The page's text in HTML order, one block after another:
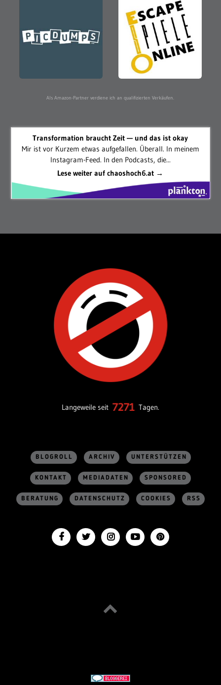
Als Amazon-Partner verdiene ich an qualifizierten Verkäufen.
Transformation braucht Zeit — und das ist okay
Mir ist vor Kurzem etwas aufgefallen. Überall. In meinem
Instagram-Feed. In den Podcasts, die...
Lese weiter auf chaoshoch6.at →
Langeweile seit 7271 Tagen.
BLOGROLL ARCHIV UNTERSTÜTZEN
KONTAKT MEDIADATEN SPONSORED
BERATUNG DATENSCHUTZ COOKIES RSS